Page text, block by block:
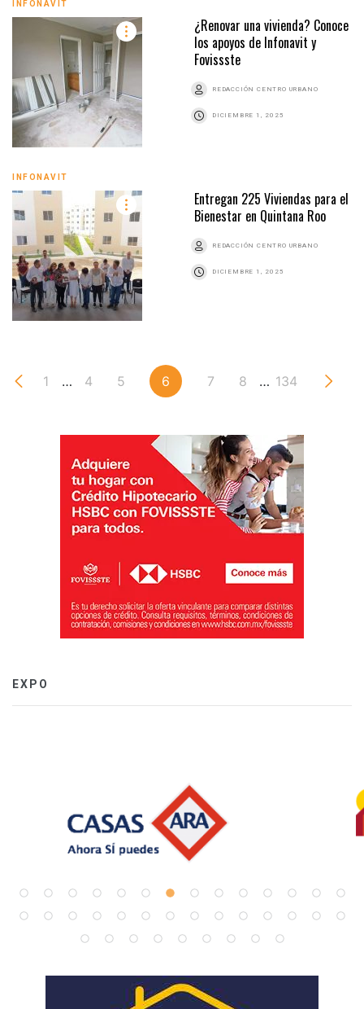
INFONAVIT
¿Renovar una vivienda? Conoce
los apoyos de Infonavit y
Fovissste
REDACCIÓN CENTRO URBANO
DICIEMBRE 1, 2025
INFONAVIT
Entregan 225 Viviendas para el
Bienestar en Quintana Roo
REDACCIÓN CENTRO URBANO
DICIEMBRE 1, 2025
1 … 4 5 6 7 8 … 134
EXPO